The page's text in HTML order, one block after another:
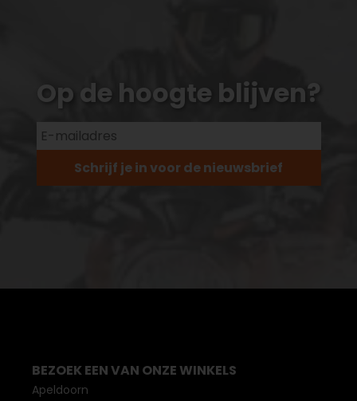
Op de hoogte blijven?
Schrijf je in voor de nieuwsbrief
BEZOEK EEN VAN ONZE WINKELS
Apeldoorn